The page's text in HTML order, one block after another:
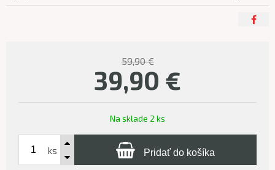
59,90 €
39,90 €
Na sklade 2 ks
ks Pridať do košíka